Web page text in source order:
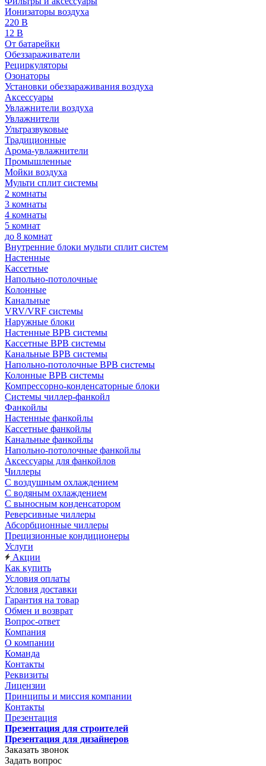
Ионизаторы воздуха
220 В
12 В
От батарейки
Обеззараживатели
Рециркуляторы
Озонаторы
Установки обеззараживания воздуха
Аксессуары
Увлажнители воздуха
Увлажнители
Ультразвуковые
Традиционные
Арома-увлажнители
Промышленные
Мойки воздуха
Мульти сплит системы
2 комнаты
3 комнаты
4 комнаты
5 комнат
до 8 комнат
Внутренние блоки мульти сплит систем
Настенные
Кассетные
Напольно-потолочные
Колонные
Канальные
VRV/VRF системы
Наружные блоки
Настенные ВРВ системы
Кассетные ВРВ системы
Канальные ВРВ системы
Напольно-потолочные ВРВ системы
Колонные ВРВ системы
Компрессорно-конденсаторные блоки
Системы чиллер-фанкойл
Фанкойлы
Настенные фанкойлы
Кассетные фанкойлы
Канальные фанкойлы
Напольно-потолочные фанкойлы
Аксессуары для фанкойлов
Чиллеры
С воздушным охлаждением
С водяным охлаждением
С выносным конденсатором
Реверсивные чиллеры
Абсорбционные чиллеры
Прецизионные кондиционеры
Услуги
Акции
Как купить
Условия оплаты
Условия доставки
Гарантия на товар
Обмен и возврат
Вопрос-ответ
Компания
О компании
Команда
Контакты
Реквизиты
Лицензии
Принципы и миссия компании
Контакты
Презентация
Презентация для строителей
Презентация для дизайнеров
Заказать звонок
Задать вопрос